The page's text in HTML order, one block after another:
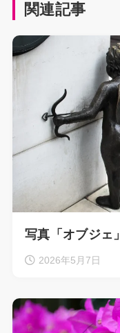
関連記事
写真「オブジェ」
2026年5月7日